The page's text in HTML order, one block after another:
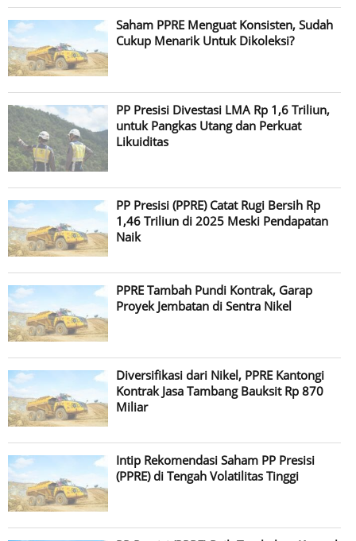
Saham PPRE Menguat Konsisten, Sudah
Cukup Menarik Untuk Dikoleksi?
PP Presisi Divestasi LMA Rp 1,6 Triliun,
untuk Pangkas Utang dan Perkuat
Likuiditas
PP Presisi (PPRE) Catat Rugi Bersih Rp
1,46 Triliun di 2025 Meski Pendapatan
Naik
PPRE Tambah Pundi Kontrak, Garap
Proyek Jembatan di Sentra Nikel
Diversifikasi dari Nikel, PPRE Kantongi
Kontrak Jasa Tambang Bauksit Rp 870
Miliar
Intip Rekomendasi Saham PP Presisi
(PPRE) di Tengah Volatilitas Tinggi